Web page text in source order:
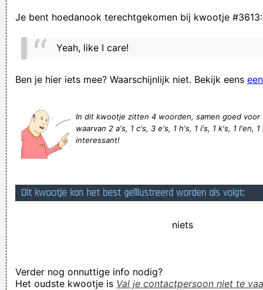
Marianne Devriese debuteerde in 20099 als Gwendy
mij hoort ben jij één van die dingen
best eerst afveeg nu
Ik heb ADHD Ik ben dus heel snel afgeleid omdat mijn
hoofd/HOOFD Schouders knie en teen, Knie en teen
Verknoei je tijd op een nuttige manier!
Je bent hoedanook terechtgekomen bij kwootje #3613:
Yeah, like I care!
Ben je hier iets mee? Waarschijnlijk niet. Bekijk eens
In dit kwootje zitten 4 woorden, samen goed voor
waarvan 2 a's, 1 c's, 3 e's, 1 h's, 1 i's, 1 k's, 1 l'en,
interessant!
Dit kwootje kan het best geïllustreerd worden als volgt:
niets
Verder nog onnuttige info nodig?
Het oudste kwootje is Val je contactpersoon niet te